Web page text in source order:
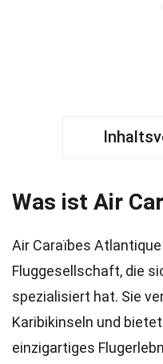
Was ist Air
Air Caraïbes
Fluggesellschaft, die
spezialisiert hat. Sie
Karibikinseln und
einzigartiges